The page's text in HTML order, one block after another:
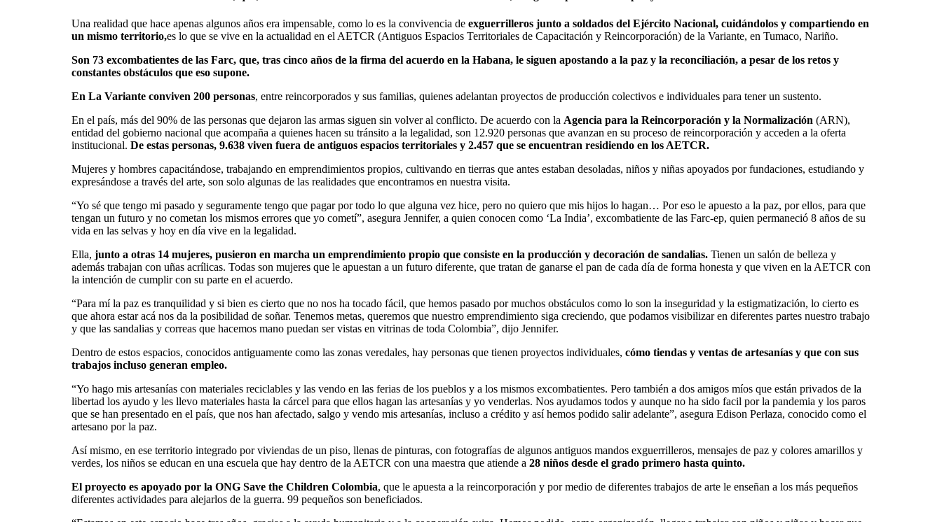
Una realidad que hace apenas algunos años era impensable, como lo es la convivencia de exguerrilleros junto a soldados del Ejército Nacional, cuidándolos y compartiendo en
un mismo territorio,es lo que se vive en la actualidad en el AETCR (Antiguos Espacios Territoriales de Capacitación y Reincorporación) de la Variante, en Tumaco, Nariño.
Son 73 excombatientes de las Farc, que, tras cinco años de la firma del acuerdo en la Habana, le siguen apostando a la paz y la reconciliación, a pesar de los retos y
constantes obstáculos que eso supone.
En La Variante conviven 200 personas, entre reincorporados y sus familias, quienes adelantan proyectos de producción colectivos e individuales para tener un sustento.
En el país, más del 90% de las personas que dejaron las armas siguen sin volver al conflicto. De acuerdo con la Agencia para la Reincorporación y la Normalización (ARN),
entidad del gobierno nacional que acompaña a quienes hacen su tránsito a la legalidad, son 12.920 personas que avanzan en su proceso de reincorporación y acceden a la oferta
institucional. De estas personas, 9.638 viven fuera de antiguos espacios territoriales y 2.457 que se encuentran residiendo en los AETCR.
Mujeres y hombres capacitándose, trabajando en emprendimientos propios, cultivando en tierras que antes estaban desoladas, niños y niñas apoyados por fundaciones, estudiando y
expresándose a través del arte, son solo algunas de las realidades que encontramos en nuestra visita.
“Yo sé que tengo mi pasado y seguramente tengo que pagar por todo lo que alguna vez hice, pero no quiero que mis hijos lo hagan… Por eso le apuesto a la paz, por ellos, para que
tengan un futuro y no cometan los mismos errores que yo cometí”, asegura Jennifer, a quien conocen como ‘La India’, excombatiente de las Farc-ep, quien permaneció 8 años de su
vida en las selvas y hoy en día vive en la legalidad.
Ella, junto a otras 14 mujeres, pusieron en marcha un emprendimiento propio que consiste en la producción y decoración de sandalias. Tienen un salón de belleza y
además trabajan con uñas acrílicas. Todas son mujeres que le apuestan a un futuro diferente, que tratan de ganarse el pan de cada día de forma honesta y que viven en la AETCR con
la intención de cumplir con su parte en el acuerdo.
“Para mí la paz es tranquilidad y si bien es cierto que no nos ha tocado fácil, que hemos pasado por muchos obstáculos como lo son la inseguridad y la estigmatización, lo cierto es
que ahora estar acá nos da la posibilidad de soñar. Tenemos metas, queremos que nuestro emprendimiento siga creciendo, que podamos visibilizar en diferentes partes nuestro trabajo
y que las sandalias y correas que hacemos mano puedan ser vistas en vitrinas de toda Colombia”, dijo Jennifer.
Dentro de estos espacios, conocidos antiguamente como las zonas veredales, hay personas que tienen proyectos individuales, cómo tiendas y ventas de artesanías y que con sus
trabajos incluso generan empleo.
“Yo hago mis artesanías con materiales reciclables y las vendo en las ferias de los pueblos y a los mismos excombatientes. Pero también a dos amigos míos que están privados de la
libertad los ayudo y les llevo materiales hasta la cárcel para que ellos hagan las artesanías y yo venderlas. Nos ayudamos todos y aunque no ha sido facil por la pandemia y los paros
que se han presentado en el país, que nos han afectado, salgo y vendo mis artesanías, incluso a crédito y así hemos podido salir adelante”, asegura Edison Perlaza, conocido como el
artesano por la paz.
Así mismo, en ese territorio integrado por viviendas de un piso, llenas de pinturas, con fotografías de algunos antiguos mandos exguerrilleros, mensajes de paz y colores amarillos y
verdes, los niños se educan en una escuela que hay dentro de la AETCR con una maestra que atiende a 28 niños desde el grado primero hasta quinto.
El proyecto es apoyado por la ONG Save the Children Colombia, que le apuesta a la reincorporación y por medio de diferentes trabajos de arte le enseñan a los más pequeños
diferentes actividades para alejarlos de la guerra. 99 pequeños son beneficiados.